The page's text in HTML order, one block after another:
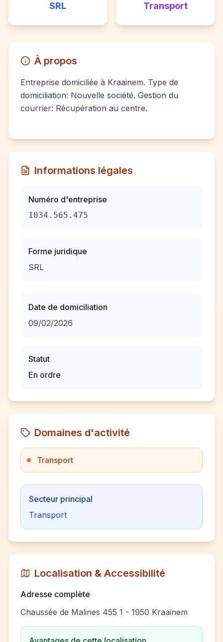
SRL Transport
À propos
Entreprise domiciliée à Kraainem. Type de
domiciliation: Nouvelle société. Gestion du
courrier: Récupération au centre.
Informations légales
Numéro d'entreprise
1034.565.475
Forme juridique
SRL
Date de domiciliation
09/02/2026
Statut
En ordre
Domaines d'activité
Transport
Secteur principal
Transport
Localisation & Accessibilité
Adresse complète
Chaussée de Malines 455 1 - 1950 Kraainem